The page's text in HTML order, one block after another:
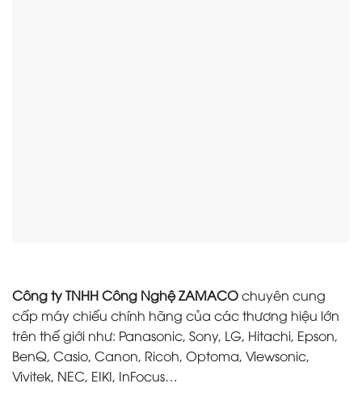
Công ty TNHH Công Nghệ ZAMACOchuyên cung
cấp máy chiếu chính hãng của các thương hiệu lớn
trên thế giới như: Panasonic, Sony, LG, Hitachi, Epson,
BenQ, Casio, Canon, Ricoh, Optoma, Viewsonic,
Vivitek, NEC, EIKI, InFocus…